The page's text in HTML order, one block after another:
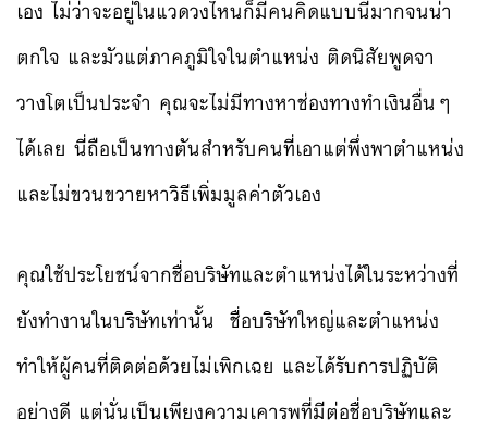
เอง ไม่ว่าจะอยู่ในแวดวงไหนก็มีคนคิดแบบนี้มากจนน่า
ตกใจ และมัวแต่ภาคภูมิใจในตำแหน่ง ติดนิสัยพูดจา
วางโตเป็นประจำ คุณจะไม่มีทางหาช่องทางทำเงินอื่นๆ
ได้เลย นี่ถือเป็นทางตันสำหรับคนที่เอาแต่พึ่งพาตำแหน่ง
และไม่ขวนขวายหาวิธีเพิ่มมูลค่าตัวเอง
คุณใช้ประโยชน์จากชื่อบริษัทและตำแหน่งได้ในระหว่างที่
ยังทำงานในบริษัทเท่านั้น ชื่อบริษัทใหญ่และตำแหน่ง
ทำให้ผู้คนที่ติดต่อด้วยไม่เพิกเฉย และได้รับการปฏิบัติ
อย่างดี แต่นั่นเป็นเพียงความเคารพที่มีต่อชื่อบริษัทและ